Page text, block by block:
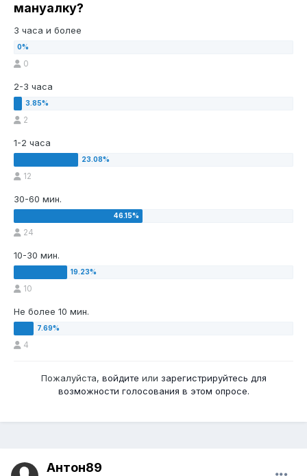
мануалку?
3 часа и более
0
2-3 часа
2
1-2 часа
12
30-60 мин.
24
10-30 мин.
10
Не более 10 мин.
4
Пожалуйста, войдите или зарегистрируйтесь для
возможности голосования в этом опросе.
Антон89